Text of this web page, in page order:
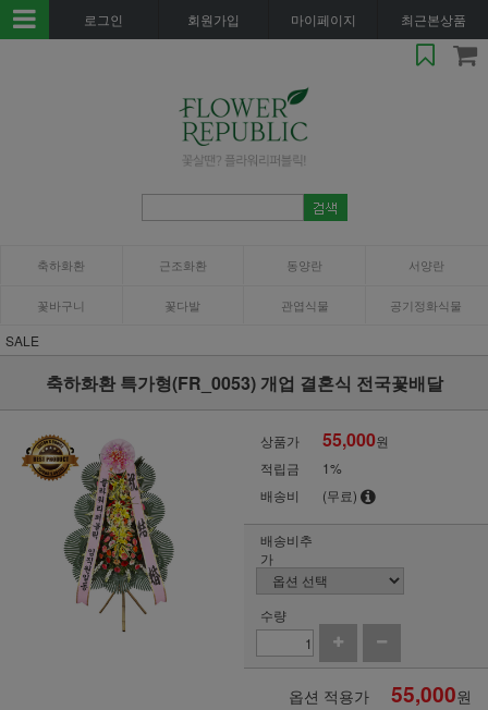
로그인 회원가입 마이페이지 최근본상품
축하화환 근조화환 동양란 서양란
꽃바구니 꽃다발 관엽식물 공기정화식물
SALE
축하화환 특가형(FR_0053) 개업 결혼식 전국꽃배달
상품가 55,000원
적립금
1%
배송비
(무료)
배송비추
가
수량
옵션 적용가 55,000원